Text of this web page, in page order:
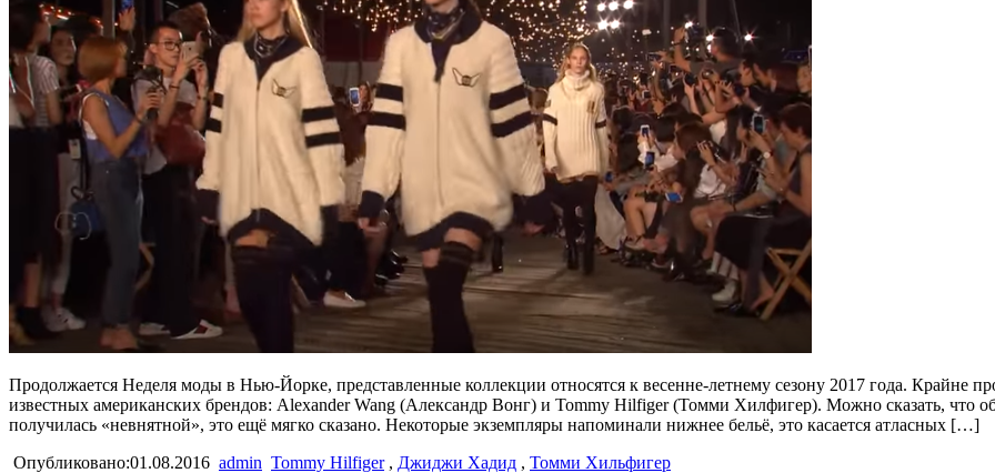
Продолжается Неделя моды в Нью-Йорке, представленные коллекции относятся к весенне-летнему сезону 2017 года. Крайне
известных американских брендов: Alexander Wang (Александр Вонг) и Tommy Hilfiger (Томми Хилфигер). Можно сказать, что
получилась «невнятной», это ещё мягко сказано. Некоторые экземпляры напоминали нижнее бельё, это касается атласных […]
Опубликовано:01.08.2016 admin Tommy Hilfiger, Джиджи Хадид , Томми Хильфигер